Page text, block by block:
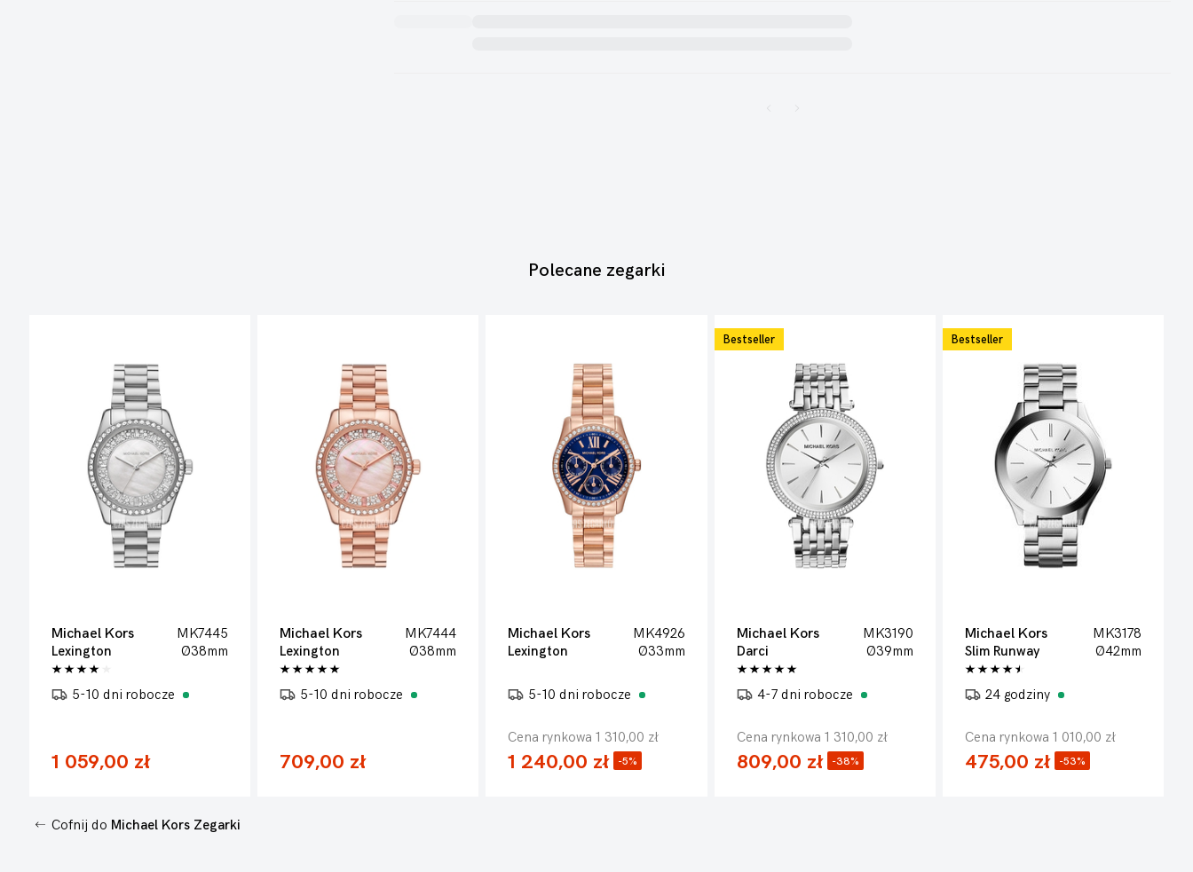
Polecane zegarki
Michael Kors
MK7445
Lexington
Ø38mm
5-10 dni robocze
1 059,00 zł
Michael Kors
MK7444
Lexington
Ø38mm
5-10 dni robocze
709,00 zł
Michael Kors
MK4926
Lexington
Ø33mm
5-10 dni robocze
Cena rynkowa 1 310,00 zł
1 240,00 zł -5%
Bestseller
Michael Kors
MK3190
Darci
Ø39mm
4-7 dni robocze
Cena rynkowa 1 310,00 zł
809,00 zł -38%
Bestseller
Michael Kors
MK3178
Slim Runway
Ø42mm
24 godziny
Cena rynkowa 1 010,00 zł
475,00 zł -53%
Cofnij do Michael Kors Zegarki